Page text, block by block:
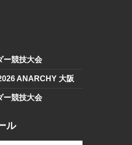
ー競技大会
ANARCHY 大阪
ー競技大会
ル